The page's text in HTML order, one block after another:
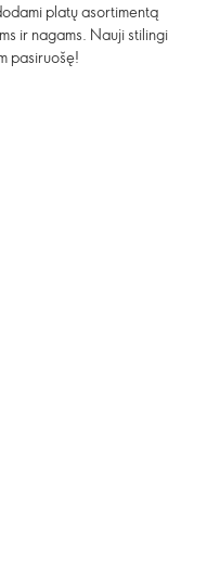
platų asortimentą
ir nagams. Nauji stilingi
pasiruošę!